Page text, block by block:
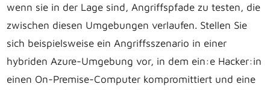
wenn sie in der Lage sind, Angriffspfade zu testen, die
zwischen diesen Umgebungen verlaufen. Stellen Sie
sich beispielsweise ein Angriffsszenario in einer
hybriden Azure-Umgebung vor, in dem ein:e Hacker:in
einen On-Premise-Computer kompromittiert und eine